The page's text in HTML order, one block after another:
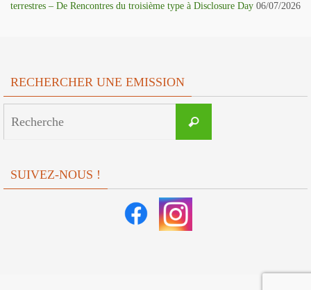
terrestres – De Rencontres du troisième type à Disclosure Day 06/07/2026
RECHERCHER UNE EMISSION
Recherche
SUIVEZ-NOUS !